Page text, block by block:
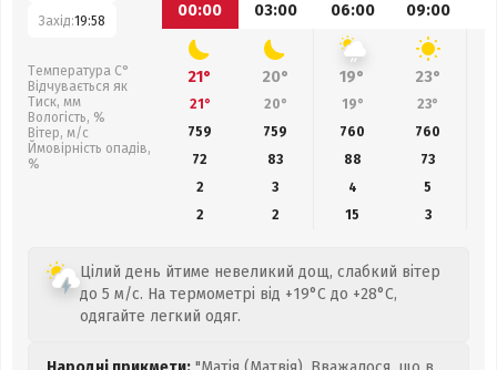
Захід:19:58
Температура С°
Відчувається як
Тиск, мм
Вологість, %
Вітер, м/с
Ймовірність опадів,
%
00:00
03:00 06:00 09:00
21° 20° 19° 23°
21° 20° 19° 23°
759
759 760 760
72
83 88 73
2
3 4
5
2
2 15 3
Цілий день йтиме невеликий дощ, слабкий вітер
до 5 м/с. На термометрі від +19°C до +28°C,
одягайте легкий одяг.